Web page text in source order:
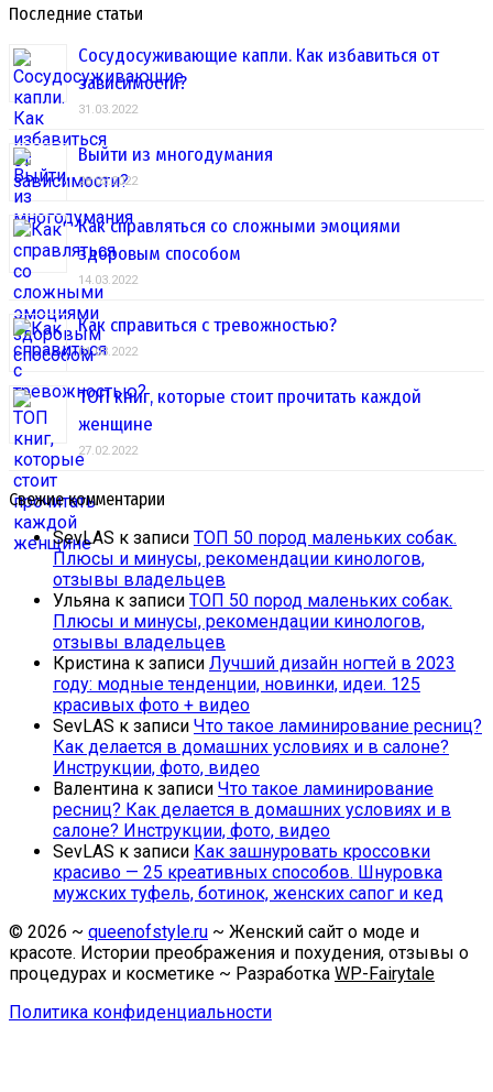
Последние статьи
Сосудосуживающие капли. Как избавиться от
зависимости?
31.03.2022
Выйти из многодумания
28.03.2022
Как справляться со сложными эмоциями
здоровым способом
14.03.2022
Как справиться с тревожностью?
01.03.2022
ТОП книг, которые стоит прочитать каждой
женщине
27.02.2022
Свежие комментарии
SevLAS к записи ТОП 50 пород маленьких собак.
Плюсы и минусы, рекомендации кинологов,
отзывы владельцев
Ульяна к записи ТОП 50 пород маленьких собак.
Плюсы и минусы, рекомендации кинологов,
отзывы владельцев
Кристина к записи Лучший дизайн ногтей в 2023
году: модные тенденции, новинки, идеи. 125
красивых фото + видео
SevLAS к записи Что такое ламинирование ресниц?
Как делается в домашних условиях и в салоне?
Инструкции, фото, видео
Валентина к записи Что такое ламинирование
ресниц? Как делается в домашних условиях и в
салоне? Инструкции, фото, видео
SevLAS к записи Как зашнуровать кроссовки
красиво — 25 креативных способов. Шнуровка
мужских туфель, ботинок, женских сапог и кед
© 2026 ~ queenofstyle.ru ~ Женский сайт о моде и
красоте. Истории преображения и похудения, отзывы о
процедурах и косметике ~ Разработка WP-Fairytale
Политика конфиденциальности